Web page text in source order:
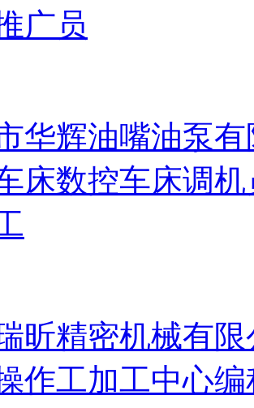
广员
华辉油嘴油泵
床数控车床调机
昕精密机械有限
作工加工中心